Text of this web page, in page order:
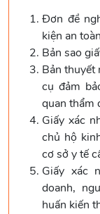
Đơn đề
kiện an
Bản sao
Bản thuyết
cụ đảm
quan thẩm
Giấy xác
chủ hộ
cơ sở y tế
Giấy xác
doanh,
huấn kiến